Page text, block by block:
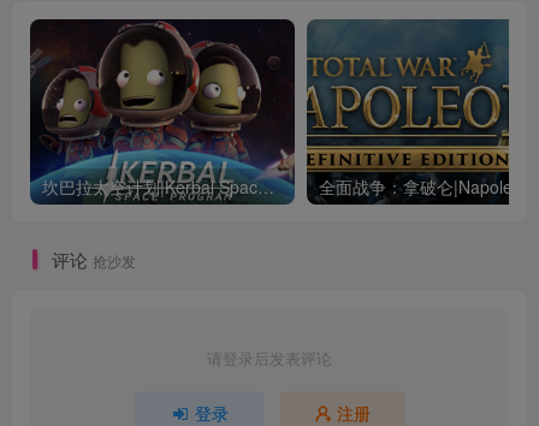
坎巴拉太空计划|Kerbal Space Program|1.12.5.3190|整合全DLC
评论 抢沙发
请登录后发表评论
登录 注册